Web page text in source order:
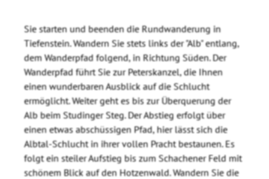
Sie starten und beenden die Rundwanderung in
Tiefenstein. Wandern Sie stets links der "Alb" entlang,
dem Wanderpfad folgend, in Richtung Süden. Der
Wanderpfad führt Sie zur Peterskanzel, die Ihnen
einen wunderbaren Ausblick auf die Schlucht
ermöglicht. Weiter geht es bis zur Überquerung der
Alb beim Studinger Steg. Der Abstieg erfolgt über
einen etwas abschüssigen Pfad, hier lässt sich die
Albtal-Schlucht in ihrer vollen Pracht bestaunen. Es
folgt ein steiler Aufstieg bis zum Schachener Feld mit
schönem Blick auf den Hotzenwald. Wandern Sie die